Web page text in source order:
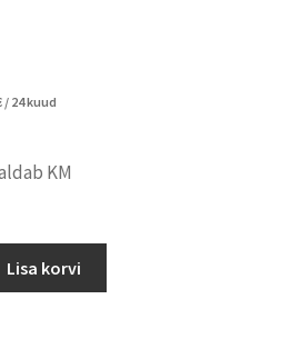
/ 24 kuud
KM
Lisa korvi